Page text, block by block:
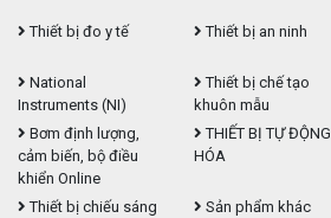
Thiết bị đo y tế
Thiết bị an ninh
National
Instruments (NI)
Thiết bị chế tạo
khuôn mẫu
Bơm định lượng,
cảm biến, bộ điều
khiển Online
THIẾT BỊ TỰ ĐỘNG
HÓA
Thiết bị chiếu sáng
Sản phẩm khác